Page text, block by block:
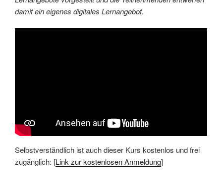
damit ein eigenes digitales Lernangebot.
Selbstverständlich ist auch dieser Kurs kostenlos und frei
zugänglich: [Link zur kostenlosen Anmeldung]